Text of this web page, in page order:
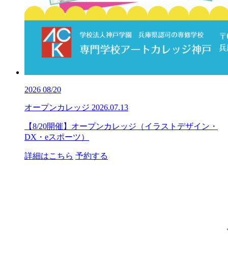
2026 08/20
オープンカレッジ 2026.07.13
【8/20開催】オープンカレッジ（イラストデザイン・
DX・eスポーツ）
詳細はこちら 予約する